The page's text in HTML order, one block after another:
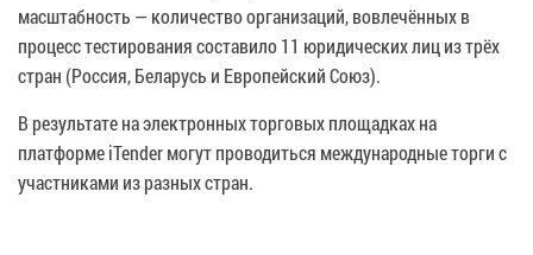
масштабность — количество организаций, вовлечённых в
процесс тестирования составило 11 юридических лиц из трёх
стран (Россия, Беларусь и Европейский Союз).
В результате на электронных торговых площадках на
платформе iTender могут проводиться международные торги с
участниками из разных стран.